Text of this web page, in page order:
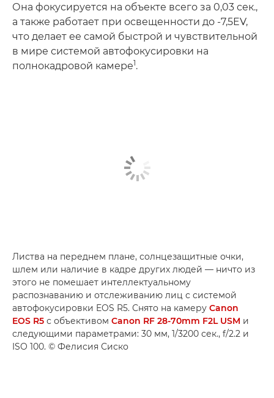
Она фокусируется на объекте всего за 0,03 сек.,
а также работает при освещенности до -7,5EV,
что делает ее самой быстрой и чувствительной
в мире системой автофокусировки на
полнокадровой камере1.
Листва на переднем плане, солнцезащитные очки,
шлем или наличие в кадре других людей — ничто из
этого не помешает интеллектуальному
распознаванию и отслеживанию лиц с системой
автофокусировки EOS R5. Снято на камеру Canon
EOS R5 с объективом Canon RF 28-70mm F2L USM и
следующими параметрами: 30 мм, 1/3200 сек., f/2.2 и
ISO 100. © Фелисия Сиско